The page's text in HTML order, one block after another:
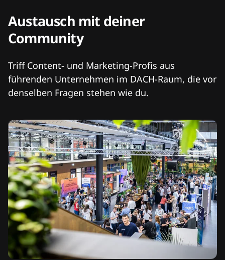
Austausch mit deiner
Community
Triff Content- und Marketing-Profis aus
führenden Unternehmen im DACH-Raum, die vor
denselben Fragen stehen wie du.